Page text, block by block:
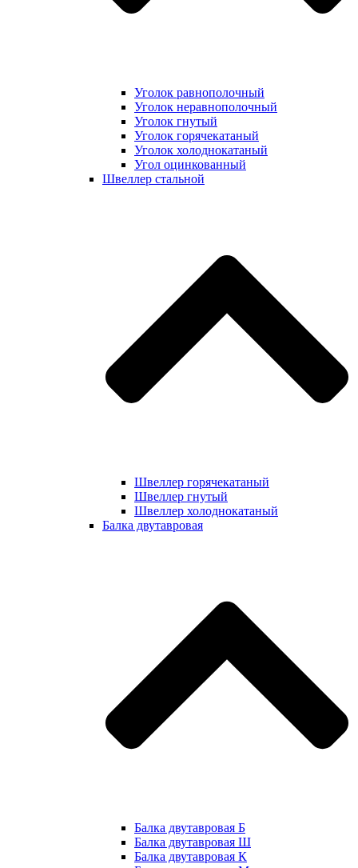
Уголок равнополочный
Уголок неравнополочный
Уголок гнутый
Уголок горячекатаный
Уголок холоднокатаный
Угол оцинкованный
Швеллер стальной
Швеллер горячекатаный
Швеллер гнутый
Швеллер холоднокатаный
Балка двутавровая
Балка двутавровая Б
Балка двутавровая Ш
Балка двутавровая К